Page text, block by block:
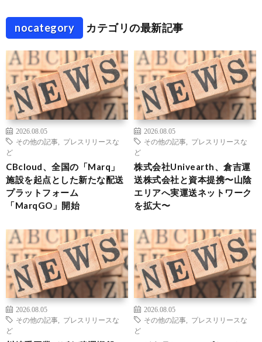
nocategory カテゴリの最新記事
2026.08.05
その他の記事
プレスリリースな
ど
CBcloud、全国の「Marq」
施設を起点とした新たな配送
プラットフォーム
「MarqGO」開始
2026.08.05
その他の記事
プレスリリースな
ど
株式会社Univearth、倉吉運
送株式会社と資本提携〜山陰
エリアへ実運送ネットワーク
を拡大〜
2026.08.05
その他の記事
プレスリリースな
ど
2026.08.05
その他の記事
プレスリリースな
ど